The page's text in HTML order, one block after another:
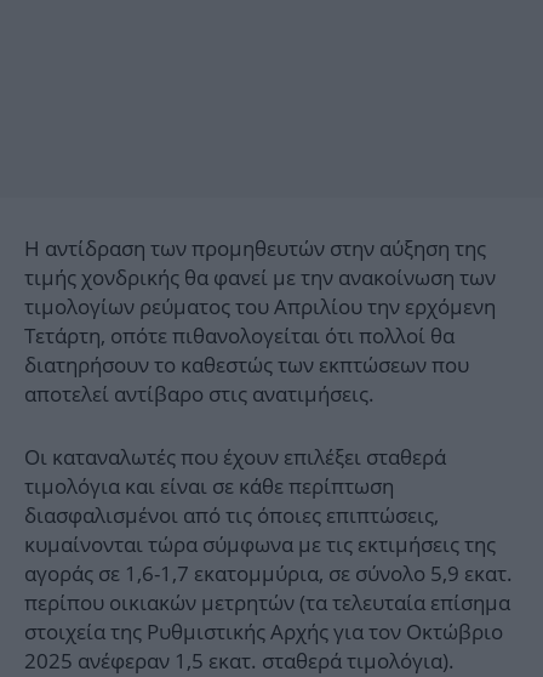
Η αντίδραση των προμηθευτών στην αύξηση της
τιμής χονδρικής θα φανεί με την ανακοίνωση των
τιμολογίων ρεύματος του Απριλίου την ερχόμενη
Τετάρτη, οπότε πιθανολογείται ότι πολλοί θα
διατηρήσουν το καθεστώς των εκπτώσεων που
αποτελεί αντίβαρο στις ανατιμήσεις.
Οι καταναλωτές που έχουν επιλέξει σταθερά
τιμολόγια και είναι σε κάθε περίπτωση
διασφαλισμένοι από τις όποιες επιπτώσεις,
κυμαίνονται τώρα σύμφωνα με τις εκτιμήσεις της
αγοράς σε 1,6-1,7 εκατομμύρια, σε σύνολο 5,9 εκατ.
περίπου οικιακών μετρητών (τα τελευταία επίσημα
στοιχεία της Ρυθμιστικής Αρχής για τον Οκτώβριο
2025 ανέφεραν 1,5 εκατ. σταθερά τιμολόγια).